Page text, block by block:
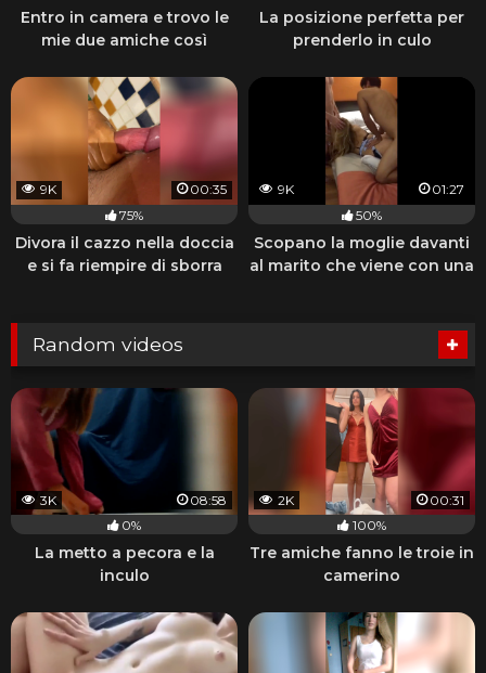
Entro in camera e trovo le
mie due amiche così
La posizione perfetta per
prenderlo in culo
9K
00:35
75%
Divora il cazzo nella doccia
e si fa riempire di sborra
9K
01:27
50%
Scopano la moglie davanti
al marito che viene con una
Random videos
3K
08:58
0%
La metto a pecora e la
inculo
2K
00:31
100%
Tre amiche fanno le troie in
camerino